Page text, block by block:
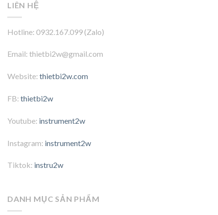
LIÊN HỆ
Hotline: 0932.167.099 (Zalo)
Email: thietbi2w@gmail.com
Website: thietbi2w.com
FB: thietbi2w
Youtube: instrument2w
Instagram: instrument2w
Tiktok: instru2w
DANH MỤC SẢN PHẨM